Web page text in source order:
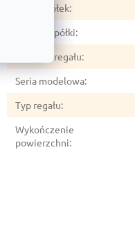
Liczba półek:
Materiał półki:
Nośność regału:
Seria modelowa:
Typ regału:
Wykończenie
powierzchni: